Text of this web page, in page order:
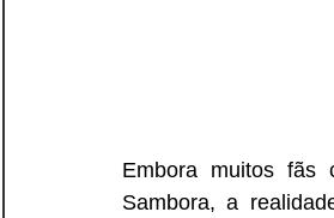
Embora muitos fãs
Sambora, a